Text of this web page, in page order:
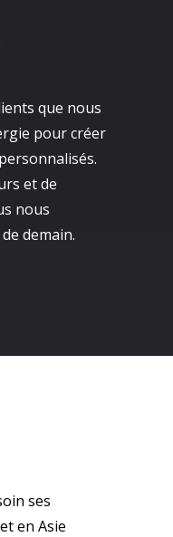
que nous
pour créer
et de
nous
demain.
ses
en Asie